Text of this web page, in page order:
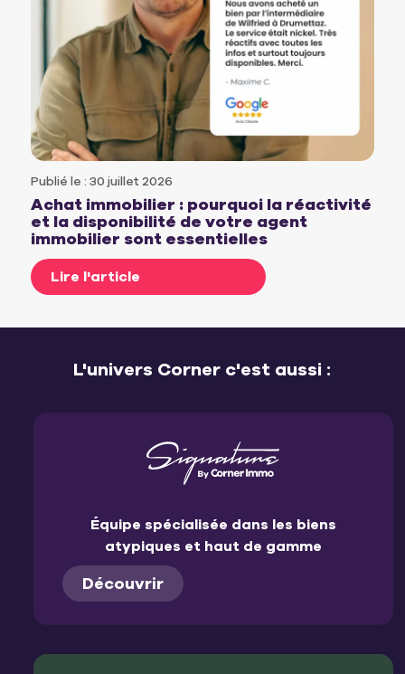
Publié le : 30 juillet 2026
Achat immobilier : pourquoi la réactivité
et la disponibilité de votre agent
immobilier sont essentielles
Lire l'article
L'univers Corner c'est aussi :
Équipe spécialisée dans les biens
atypiques et haut de gamme
Découvrir